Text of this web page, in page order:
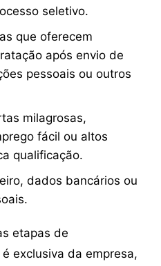
seletivo.
que oferecem
após envio de
pessoais ou outros
milagrosas,
fácil ou altos
qualificação.
dados bancários ou
etapas de
exclusiva da empresa,